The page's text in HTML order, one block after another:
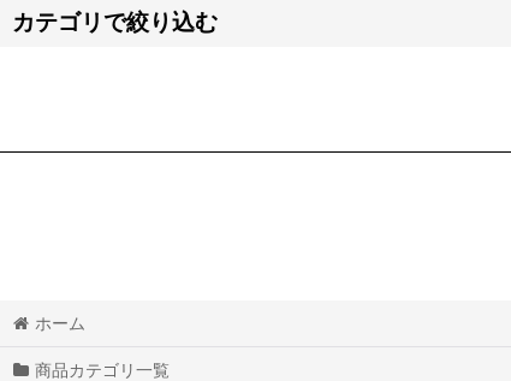
カテゴリで絞り込む
ホーム
商品カテゴリ一覧